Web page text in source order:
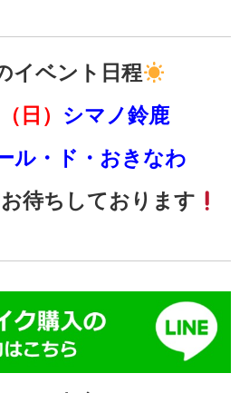
イベント日程
日） シマノ鈴鹿
ル・ド・おきなわ
待ちしております